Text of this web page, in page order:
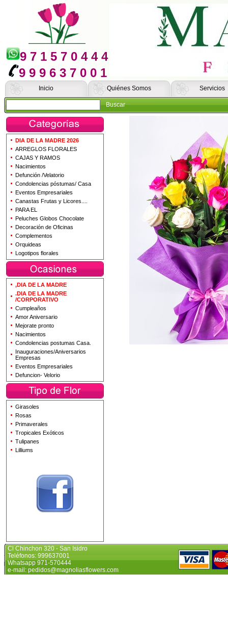
9 7 1 5 7 0 4 4 4
9 9 9 6 3 7 0 0 1
Inicio Quiénes Somos Servicios
Buscar
DIA DE LA MADRE 2026
ARREGLOS FLORALES
CAJAS Y RAMOS
Nacimientos
Defunción /Velatorio
Condolencias póstumas/ Casa
Eventos Empresariales
Canastas Frutas y Licores....
PARA EL
Peluches Globos Chocolate
Decoración de Oficinas
Complementos
Orquideas
Logotipos florales
,DIA DE LA MADRE
.DIA DE LA MADRE
/CORPORATIVO
Cumpleaños
Amor Aniversario
Mejorate pronto
Nacimientos
Condolencias postumas Casa.
Inauguraciones/Aniversarios
Empresas
Eventos Empresariales
Defuncion- Velorio
Girasoles
Rosas
Primaverales
Tropicales Exóticos
Tulipanes
Lilliums
Cl Chinchon 320 - San Isidro
Teléfonos: 999637001
Whatsapp 971-570444
e-mail: pedidos@magnoliasflowers.com